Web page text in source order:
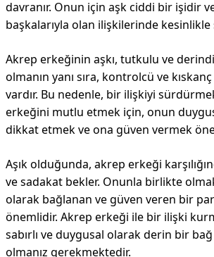
davranır. Onun için aşk ciddi bir işidir
başkalarıyla olan ilişkilerinde kesinlikle
Akrep erkeğinin aşkı, tutkulu ve
olmanın yanı sıra, kontrolcü ve
vardır. Bu nedenle, bir ilişkiyi
erkeğini mutlu etmek için, onun
dikkat etmek ve ona güven vermek
Aşık olduğunda, akrep erkeği
ve sadakat bekler. Onunla birlikte
olarak bağlanan ve güven veren bir
önemlidir. Akrep erkeği ile bir ilişki
sabırlı ve duygusal olarak derin bir
olmanız gerekmektedir.